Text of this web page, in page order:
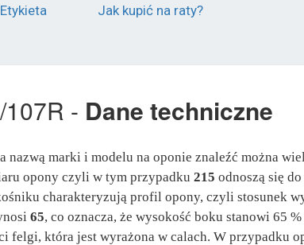
Etykieta Jak kupić na raty?
- Dane techniczne
nazwą marki i modelu na oponie znaleźć można
opony czyli w tym przypadku 215 odnoszą się
charakteryzują profil opony, czyli stosunek
65, co oznacza, że wysokość boku stanowi 65
felgi, która jest wyrażona w calach. W przypadku